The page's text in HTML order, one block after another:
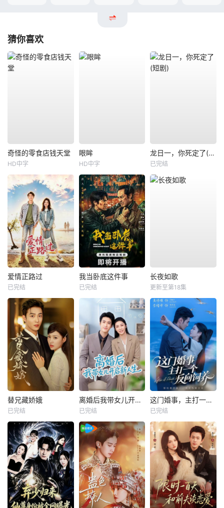
猜你喜欢
奇怪的零食店钱天堂
HD中字
眼眸
HD中字
龙日一，你死定了(短剧)
已完结
爱情正路过
已完结
我当卧底这件事
已完结
长夜如歌
更新至第18集
替兄藏娇娥
已完结
离婚后我带女儿开启新人生
已完结
这门婚事，主打一个反向饲养
已完结